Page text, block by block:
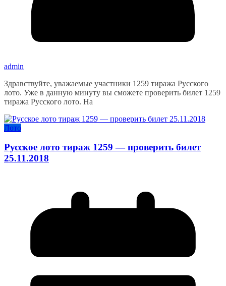
admin
Здравствуйте, уважаемые участники 1259 тиража Русского
лото. Уже в данную минуту вы сможете проверить билет 1259
тиража Русского лото. На
Лото
Русское лото тираж 1259 — проверить билет
25.11.2018